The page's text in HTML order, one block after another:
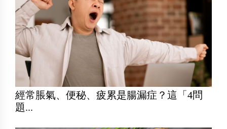
經常脹氣、便秘、疲累是腸漏症？這「4問
題...